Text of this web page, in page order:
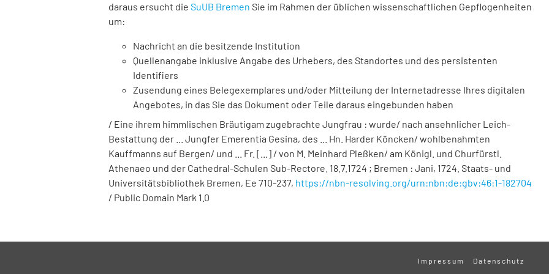
daraus ersucht die SuUB Bremen Sie im Rahmen der üblichen wissenschaftlichen Gepflogenheiten
um:
Nachricht an die besitzende Institution
Quellenangabe inklusive Angabe des Urhebers, des Standortes und des persistenten
Identifiers
Zusendung eines Belegexemplares und/oder Mitteilung der Internetadresse Ihres digitalen
Angebotes, in das Sie das Dokument oder Teile daraus eingebunden haben
/ Eine ihrem himmlischen Bräutigam zugebrachte Jungfrau : wurde/ nach ansehnlicher Leich-
Bestattung der ... Jungfer Emerentia Gesina, des ... Hn. Harder Köncken/ wohlbenahmten
Kauffmanns auf Bergen/ und ... Fr. [...] / von M. Meinhard Pleßken/ am Königl. und Churfürstl.
Athenaeo und der Cathedral-Schulen Sub-Rectore. 18.7.1724 ; Bremen : Jani, 1724. Staats- und
Universitätsbibliothek Bremen, Ee 710-237, https://nbn-resolving.org/urn:nbn:de:gbv:46:1-182704
/ Public Domain Mark 1.0
Impressum Datenschutz